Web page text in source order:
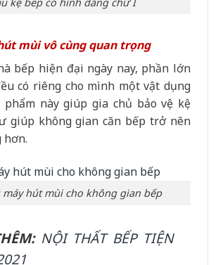
mùi vô cùng quan trọng
bếp hiện đại ngày nay, phần lớn
có riêng cho mình một vật dụng
phẩm này giúp gia chủ bảo vệ kệ
giúp không gian căn bếp trở nên
hơn.
máy hút mùi cho không gian bếp
NỘI THẤT BẾP TIỆN